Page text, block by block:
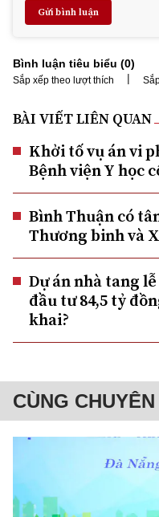
Gửi bình luận
Bình luận tiêu biểu (0)
Sắp xếp theo lượt thích |
BÀI VIẾT LIÊN QUAN
Khởi tố vụ án vi
Bệnh viện Y học
Bình Thuận có
Thương binh và
Dự án nhà tang
đầu tư 84,5 tỷ
khai?
CÙNG